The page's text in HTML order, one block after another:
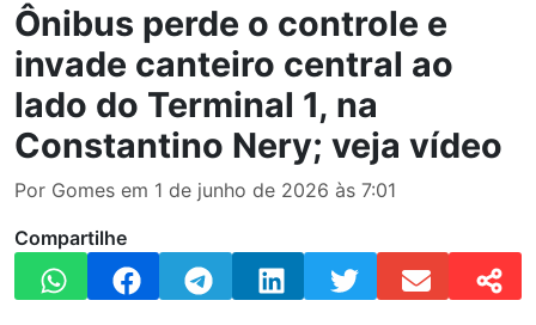
Ônibus perde o controle e
invade canteiro central ao
lado do Terminal 1, na
Constantino Nery; veja vídeo
Por Gomes em 1 de junho de 2026 às 7:01
Compartilhe